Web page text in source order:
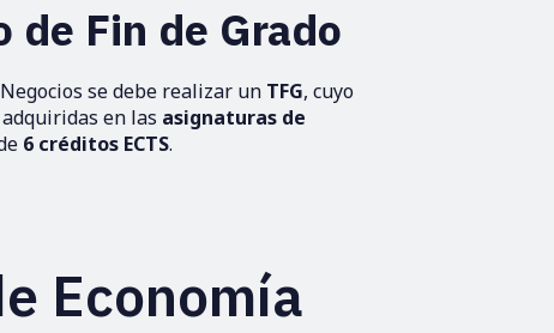
de Fin de Grado
se debe realizar un TFG, cuyo
en las asignaturas de
6 créditos ECTS.
Economía